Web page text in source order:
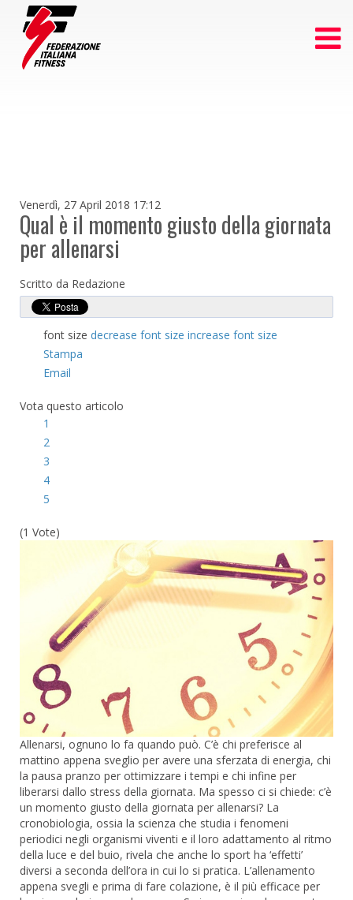
Venerdì, 27 April 2018 17:12
Qual è il momento giusto della giornata
per allenarsi
Scritto da Redazione
font size decrease font size increase font size
Stampa
Email
Vota questo articolo
1
2
3
4
5
(1 Vote)
Allenarsi, ognuno lo fa quando può. C’è chi preferisce al
mattino appena sveglio per avere una sferzata di energia, chi
la pausa pranzo per ottimizzare i tempi e chi infine per
liberarsi dallo stress della giornata. Ma spesso ci si chiede: c’è
un momento giusto della giornata per allenarsi? La
cronobiologia, ossia la scienza che studia i fenomeni
periodici negli organismi viventi e il loro adattamento al ritmo
della luce e del buio, rivela che anche lo sport ha ‘effetti’
diversi a seconda dell’ora in cui lo si pratica. L’allenamento
appena svegli e prima di fare colazione, è il più efficace per